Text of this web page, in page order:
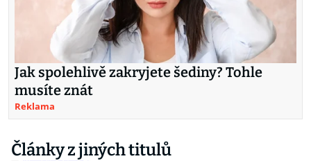
Jak spolehlivě zakryjete šediny? Tohle
musíte znát
Reklama
Články z jiných titulů